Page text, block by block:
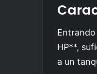
HP**,
a un